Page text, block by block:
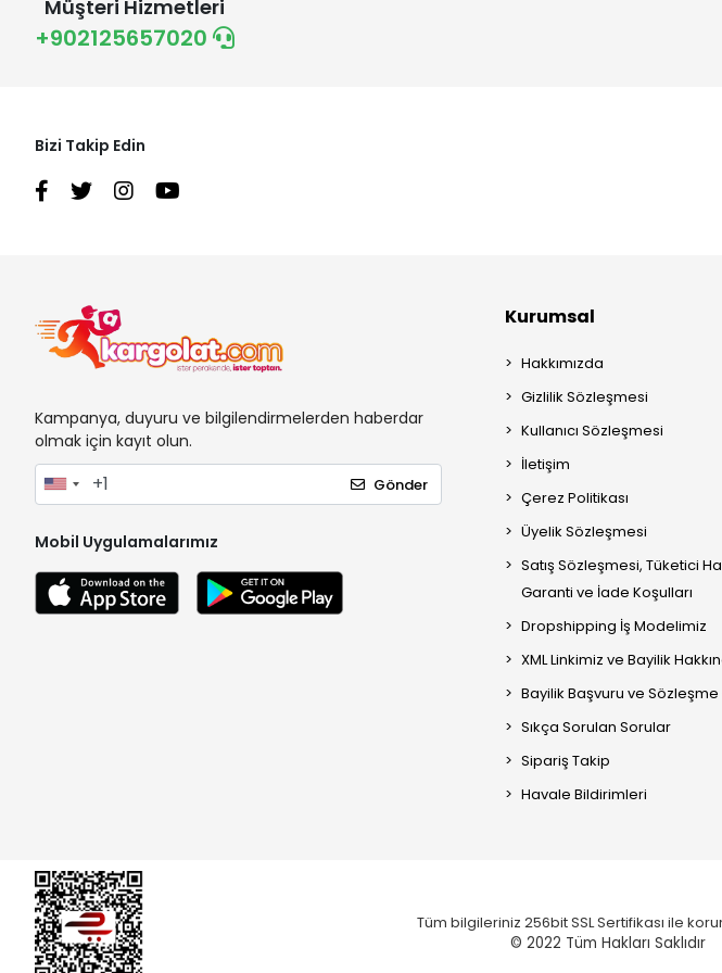
Müşteri Hizmetleri
+902125657020
Bizi Takip Edin
Kampanya, duyuru ve bilgilendirmelerden haberdar
olmak için kayıt olun.
Gönder
Mobil Uygulamalarımız
Kurumsal
Hakkımızda
Gizlilik Sözleşmesi
Kullanıcı Sözleşmesi
İletişim
Çerez Politikası
Üyelik Sözleşmesi
Satış Sözleşmesi, Tüketici
Garanti ve İade Koşulları
Dropshipping İş Modelimiz
XML Linkimiz ve Bayilik
Bayilik Başvuru ve
Sıkça Sorulan Sorular
Sipariş Takip
Havale Bildirimleri
Tüm bilgileriniz 256bit SSL Sertifikası ile
© 2022 Tüm Hakları Saklıdır